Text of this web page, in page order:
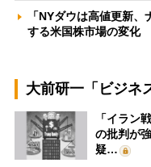
「NYダウは高値更新
する米国株市場の変
大前研一「ビジネ
「イラン
の批判が
疑…